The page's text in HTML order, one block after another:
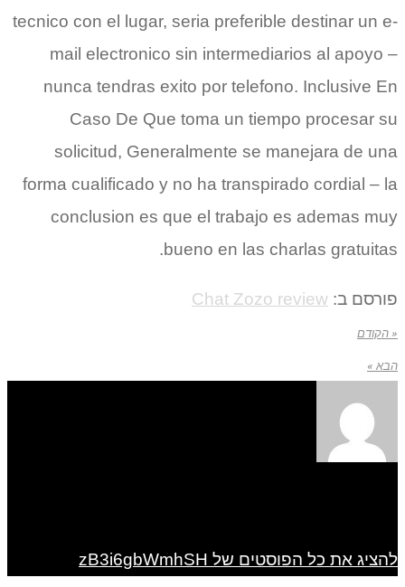
tecnico con el lugar, seri­a preferible destinar un e-
mail electronico sin intermediarios al apoyo –
nunca tendras exito por telefono. Inclusive En
Caso De Que toma un tiempo procesar su
solicitud, Generalmente se manejara de una
forma cualificado y no ha transpirado cordial – la
conclusion es que el trabajo es ademas muy
bueno en las charlas gratuitas.
פורסם ב: Chat Zozo review
« הקודם
הבא »
להציג את כל הפוסטים של zB3i6gbWmhSH